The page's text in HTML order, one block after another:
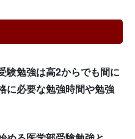
験勉強は高2からでも間に
に必要な勉強時間や勉強